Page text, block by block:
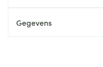
Gegevens